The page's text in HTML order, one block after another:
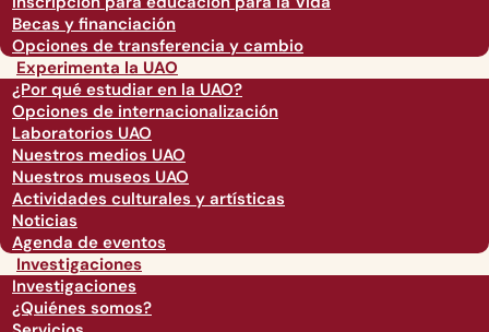
Becas y financiación
Opciones de transferencia y cambio
Experimenta la UAO
¿Por qué estudiar en la UAO?
Opciones de internacionalización
Laboratorios UAO
Nuestros medios UAO
Nuestros museos UAO
Actividades culturales y artísticas
Noticias
Agenda de eventos
Investigaciones
Investigaciones
¿Quiénes somos?